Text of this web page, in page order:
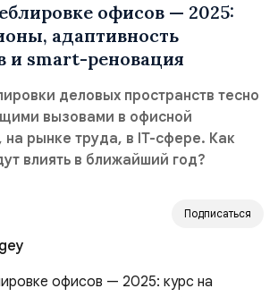
офисов — 2025:
адаптивность
и smart-реновация
деловых пространств тесно
вызовами в офисной
рынке труда, в IT-сфере. Как
влиять в ближайший год?
Подписаться